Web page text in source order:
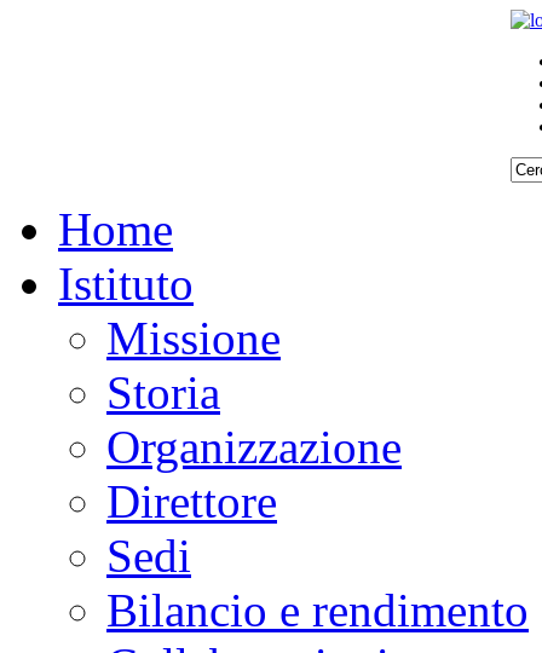
Home
Istituto
Missione
Storia
Organizzazione
Direttore
Sedi
Bilancio e rendimento